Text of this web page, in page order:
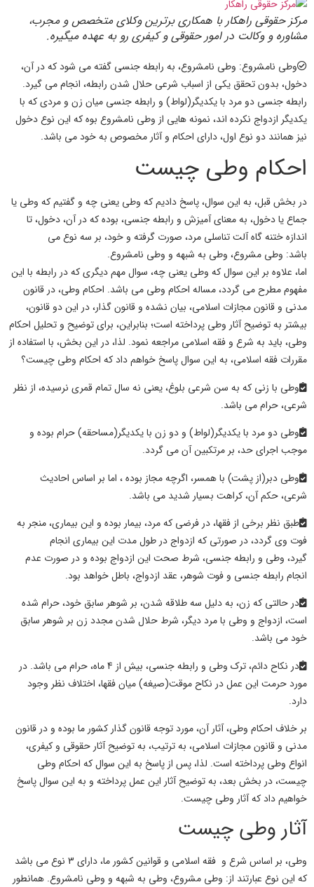
مرکز حقوقی راهکار با همکاری برترین وکلای متخصص و مجرب،
مشاوره و وکالت در امور حقوقی و کیفری رو به عهده میگیره.
وطی نامشروع: وطی نامشروع، به رابطه جنسی گفته می شود که در آن،
دخول، بدون تحقق یکی از اسباب شرعی حلال شدن رابطه، انجام می گیرد.
رابطه جنسی دو مرد با یکدیگر(لواط) و رابطه جنسی میان زن و مردی که با
یکدیگر ازدواج نکرده اند، نمونه هایی از وطی نامشروع بوه که این نوع دخول
نیز همانند دو نوع اول، دارای احکام و آثار مخصوص به خود می باشد.
احکام وطی چیست
در بخش قبل، به این سوال، پاسخ دادیم که وطی یعنی چه و گفتیم که وطی یا
جماع یا دخول، به معنای آمیزش و رابطه جنسی، بوده که در آن، دخول، تا
اندازه ختنه گاه آلت تناسلی مرد، صورت گرفته و خود، بر سه نوع می
باشد: وطی مشروع، وطی به شبهه و وطی نامشروع.
اما، علاوه بر این سوال که وطی یعنی چه، سوال مهم دیگری که در رابطه با این
مفهوم مطرح می گردد، مساله احکام وطی می باشد. احکام وطی،در قانون
مدنی و قانون مجازات اسلامی، بیان نشده و قانون گذار، در این دو قانون،
بیشتر به توضیحآثار وطی پرداخته است؛ بنابراین، برای توضیح و تحلیل احکام
وطی، باید به شرع و فقه اسلامی مراجعه نمود. لذا، در این بخش، با استفاده از
مقررات فقه اسلامی، به این سوال پاسخ خواهم داد که احکام وطی چیست؟
وطی با زنی که به سن شرعی بلوغ، یعنی نه سال تمام قمری نرسیده، از نظر
شرعی، حرام می باشد.
وطی دو مرد با یکدیگر(لواط) و دو زن با یکدیگر(مساحقه) حرام بوده و
موجب اجرای حد، بر مرتکبین آن می گردد.
وطی دبر(از پشت) با همسر، اگرچه مجاز بوده ، اما بر اساس احادیث
شرعی،حکمآن، کراهت بسیار شدید می باشد.
طبق نظر برخی از فقها، در فرضی که مرد، بیمار بوده و این بیماری، منجر به
فوت وی گردد، در صورتی که ازدواج در طول مدت این بیماری انجام
گیرد، وطی و رابطه جنسی، شرط صحت این ازدواج بوده و در صورت عدم
انجام رابطه جنسی و فوت شوهر، عقد ازدواج، باطل خواهد بود.
در حالتی که زن، به دلیل سه طلاقه شدن، بر شوهر سابق خود، حرام شده
است، ازدواج و وطی با مرد دیگر، شرط حلال شدن مجدد زن بر شوهر سابق
خود می باشد.
در نکاح دائم، ترک وطی
و رابطه جنسی، بیش از 4 ماه، حرام می باشد. در
مورد حرمت این عمل در نکاح موقت(صیغه) میان فقها، اختلاف نظر وجود
دارد.
بر خلاف احکام وطی، آثارآن، مورد توجه قانون گذار کشور ما بوده و در قانون
مدنی و قانون مجازات اسلامی، به ترتیب، به توضیح آثار حقوقی و کیفری،
انواع وطی پرداخته است. لذا، پس از پاسخ به این سوال که احکام وطی
چیست،در بخش بعد، به توضیح آثار این عمل پرداخته و به این سوال پاسخ
خواهیم داد کهآثار وطی چیست.
آثار وطی چیست
وطی
، بر اساس شرع و فقه اسلامی و قوانین کشور ما، دارای 3 نوع می باشد
که این نوع عبارتند از: وطی مشروع، وطی به شبهه و وطی نامشروع. همانطور